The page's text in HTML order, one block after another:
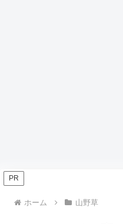
PR
ホーム 山野草